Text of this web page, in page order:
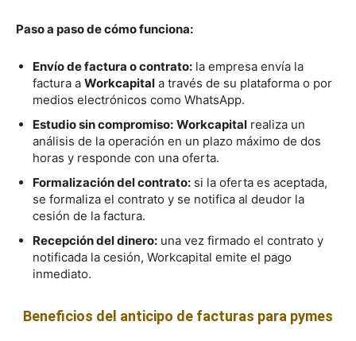
Paso a paso de cómo funciona:
Envío de factura o contrato: la empresa envía la
factura a Workcapital a través de su plataforma o por
medios electrónicos como WhatsApp.
Estudio sin compromiso: Workcapital realiza un
análisis de la operación en un plazo máximo de dos
horas y responde con una oferta.
Formalización del contrato: si la oferta es aceptada,
se formaliza el contrato y se notifica al deudor la
cesión de la factura.
Recepción del dinero: una vez firmado el contrato y
notificada la cesión, Workcapital emite el pago
inmediato.
Beneficios del anticipo de facturas para pymes